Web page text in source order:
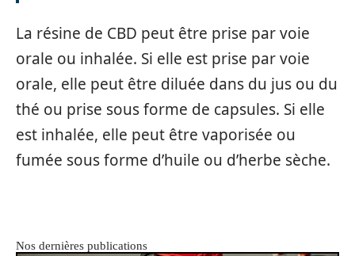
La résine de CBD peut être prise par voie
orale ou inhalée. Si elle est prise par voie
orale, elle peut être diluée dans du jus ou du
thé ou prise sous forme de capsules. Si elle
est inhalée, elle peut être vaporisée ou
fumée sous forme d’huile ou d’herbe sèche.
Nos dernières publications